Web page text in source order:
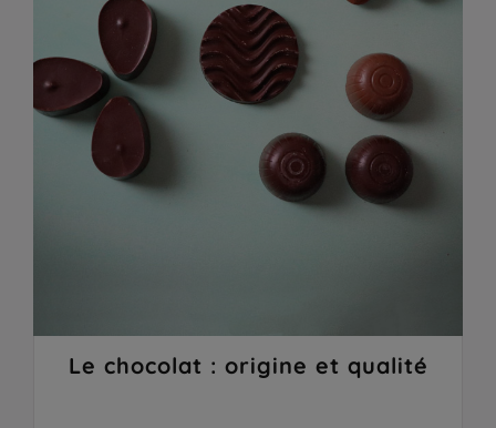
Le chocolat : origine et qualité